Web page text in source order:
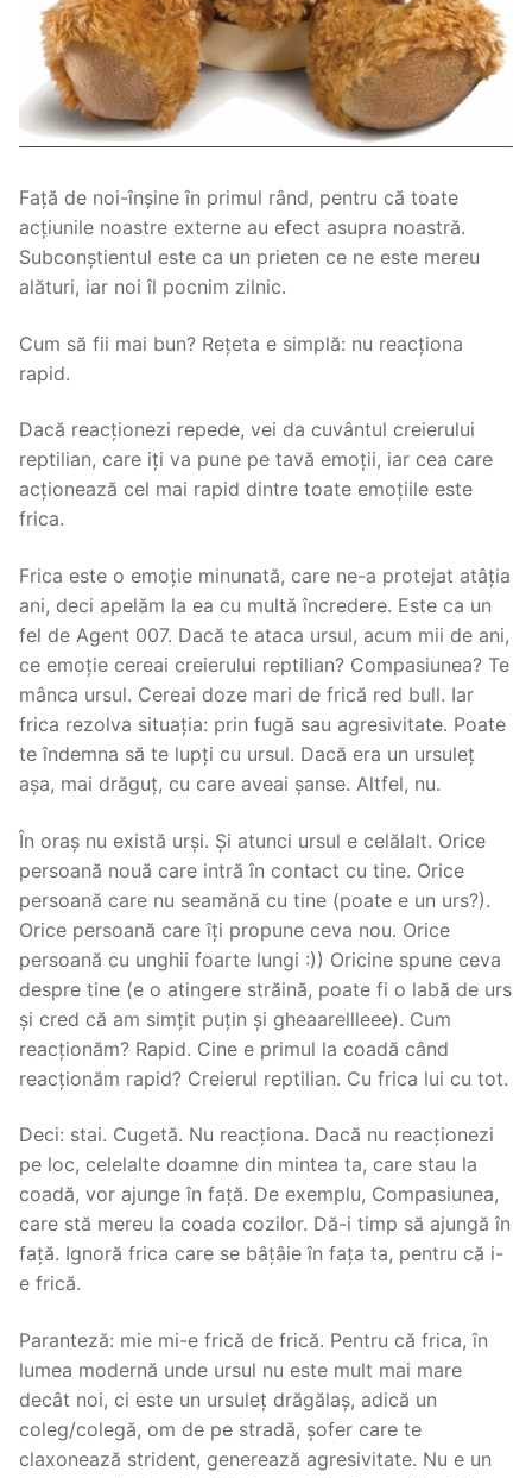
Față de noi-înșine în primul rând, pentru că toate
acțiunile noastre externe au efect asupra noastră.
Subconștientul este ca un prieten ce ne este mereu
alături, iar noi îl pocnim zilnic.
Cum să fii mai bun? Rețeta e simplă: nu reacționa
rapid.
Dacă reacționezi repede, vei da cuvântul creierului
reptilian, care iți va pune pe tavă emoții, iar cea care
acționează cel mai rapid dintre toate emoțiile este
frica.
Frica este o emoție minunată, care ne-a protejat atâția
ani, deci apelăm la ea cu multă încredere. Este ca un
fel de Agent 007. Dacă te ataca ursul, acum mii de ani,
ce emoție cereai creierului reptilian? Compasiunea? Te
mânca ursul. Cereai doze mari de frică red bull. Iar
frica rezolva situația: prin fugă sau agresivitate. Poate
te îndemna să te lupți cu ursul. Dacă era un ursuleț
așa, mai drăguț, cu care aveai șanse. Altfel, nu.
În oraș nu există urși. Și atunci ursul e celălalt. Orice
persoană nouă care intră în contact cu tine. Orice
persoană care nu seamănă cu tine (poate e un urs?).
Orice persoană care îți propune ceva nou. Orice
persoană cu unghii foarte lungi :)) Oricine spune ceva
despre tine (e o atingere străină, poate fi o labă de urs
și cred că am simțit puțin și gheaarellleee). Cum
reacționăm? Rapid. Cine e primul la coadă când
reacționăm rapid? Creierul reptilian. Cu frica lui cu tot.
Deci: stai. Cugetă. Nu reacționa. Dacă nu reacționezi
pe loc, celelalte doamne din mintea ta, care stau la
coadă, vor ajunge în față. De exemplu, Compasiunea,
care stă mereu la coada cozilor. Dă-i timp să ajungă în
față. Ignoră frica care se bâțâie în fața ta, pentru că i-
e frică.
Paranteză: mie mi-e frică de frică. Pentru că frica, în
lumea modernă unde ursul nu este mult mai mare
decât noi, ci este un ursuleț drăgălaș, adică un
coleg/colegă, om de pe stradă, șofer care te
claxonează strident, generează agresivitate. Nu e un